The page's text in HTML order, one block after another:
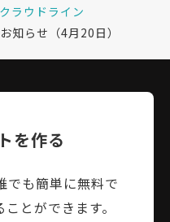
ラウドライン
知らせ（4月20日）
を作る
でも簡単に無料で
とができます。